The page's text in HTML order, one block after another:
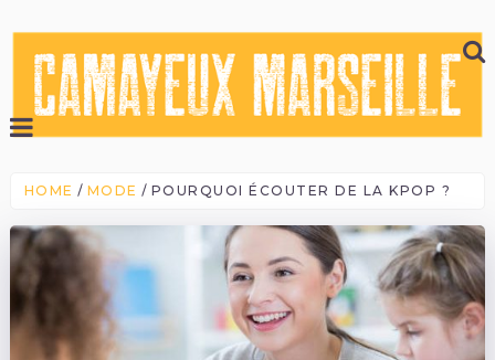
HOME MODE POURQUOI ÉCOUTER DE LA KPOP ?